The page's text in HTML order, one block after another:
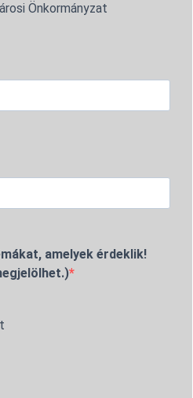
Önkormányzat
amelyek érdeklik!